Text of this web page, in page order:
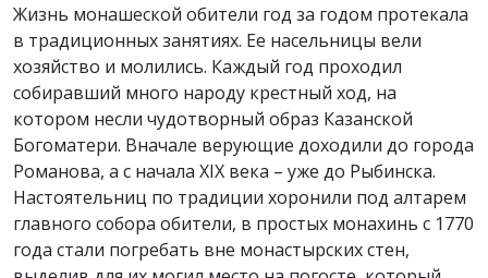
Жизнь монашеской обители год за годом протекала
в традиционных занятиях. Ее насельницы вели
хозяйство и молились. Каждый год проходил
собиравший много народу крестный ход, на
котором несли чудотворный образ Казанской
Богоматери. Вначале верующие доходили до города
Романова, а с начала XIX века – уже до Рыбинска.
Настоятельниц по традиции хоронили под алтарем
главного собора обители, в простых монахинь с 1770
года стали погребать вне монастырских стен,